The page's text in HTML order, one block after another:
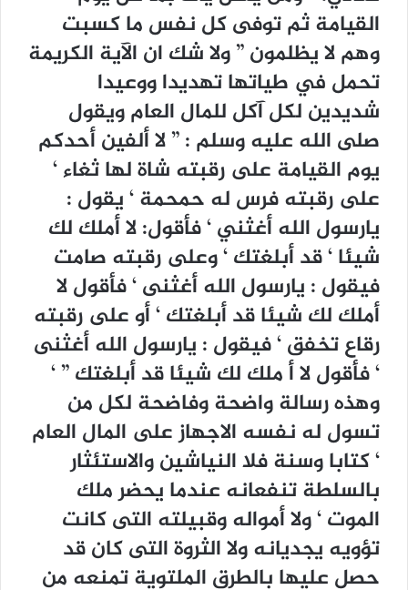
القيامة ثم توفى كل نفس ما كسبت
وهم لا يظلمون ” ولا شك ان الآية الكريمة
تحمل في طياتها تهديدا ووعيدا
شديدين لكل آكل للمال العام ويقول
صلى الله عليه وسلم : ” لا ألفين أحدكم
يوم القيامة على رقبته شاة لها ثغاء ‘
على رقبته فرس له حمحمة ‘ يقول :
يارسول الله أغثني ‘ فأقول: لا أملك لك
شيئا ‘ قد أبلغتك ‘ وعلى رقبته صامت
فيقول : يارسول الله أغثنى ‘ فأقول لا
أملك لك شيئا قد أبلغتك ‘ أو على رقبته
رقاع تخفق ‘ فيقول : يارسول الله أغثنى
‘ فأقول لا أ ملك لك شيئا قد أبلغتك ” ‘
وهذه رسالة واضحة وفاضحة لكل من
تسول له نفسه الاجهاز على المال العام
‘ كتابا وسنة فلا النياشين والاستئثار
بالسلطة تنفعانه عندما يحضر ملك
الموت ‘ ولا أمواله وقبيلته التى كانت
تؤويه يجديانه ولا الثروة التى كان قد
حصل عليها بالطرق الملتوية تمنعه من